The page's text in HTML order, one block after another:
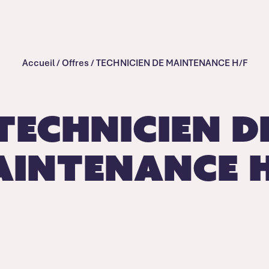
Accueil/Offres/TECHNICIEN DE MAINTENANCE H/F